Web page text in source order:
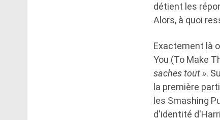
détient les
Alors, à quoi
Exactement là
You (To Make
saches tout ».
la première
les Smashing
d'identité